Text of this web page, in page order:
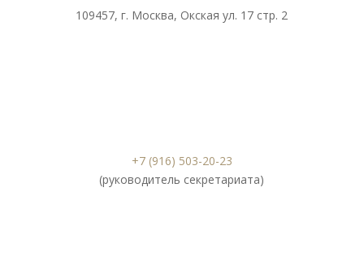
109457, г. Москва, Окская ул. 17 стр. 2
+7 (916) 503-20-23
(руководитель секретариата)